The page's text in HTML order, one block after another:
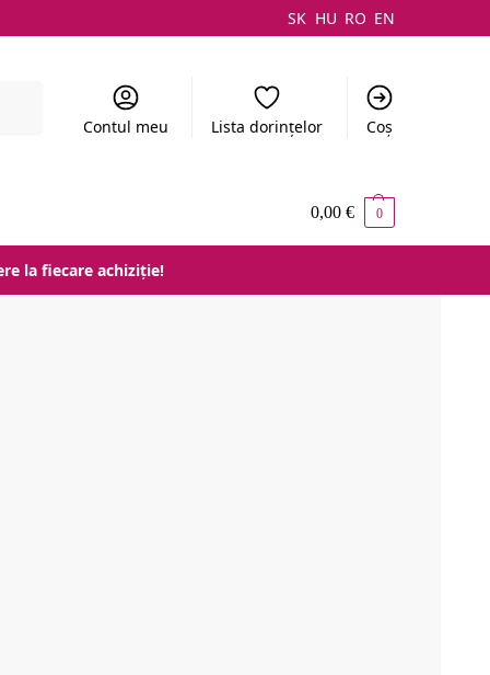
SK HU RO EN
Contul meu Lista dorințelor Coș
0,00 € 0
la fiecare achiziție!